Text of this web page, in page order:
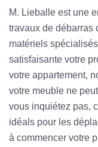
M. Lieballe est une
travaux de débarras
matériels
satisfaisante votre
votre appartement,
votre meuble ne
vous inquiétez pas,
idéals pour les
à commencer votre